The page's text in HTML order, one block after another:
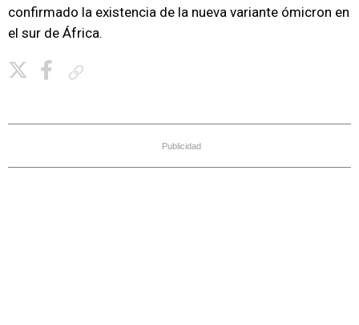
confirmado la existencia de la nueva variante ómicron en
el sur de África.
Publicidad